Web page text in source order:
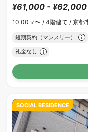
¥61,000 - ¥62,000
10.00㎡〜 / 4階建て / 京都
短期契約（マンスリー）
礼金なし
SOCIAL RESIDENCE